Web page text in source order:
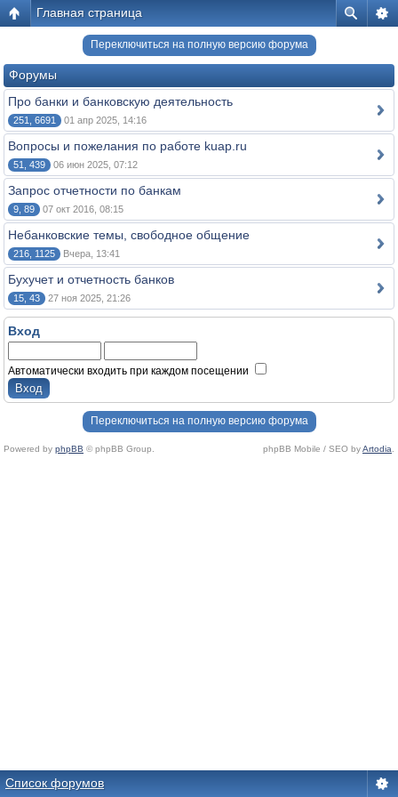
Главная страница
Переключиться на полную версию форума
Форумы
Про банки и банковскую деятельность
251, 6691 01 апр 2025, 14:16
Вопросы и пожелания по работе kuap.ru
51, 439 06 июн 2025, 07:12
Запрос отчетности по банкам
9, 89 07 окт 2016, 08:15
Небанковские темы, свободное общение
216, 1125 Вчера, 13:41
Бухучет и отчетность банков
15, 43 27 ноя 2025, 21:26
Вход
Автоматически входить при каждом посещении
Переключиться на полную версию форума
Powered by phpBB © phpBB Group. phpBB Mobile / SEO byArtodia
Список форумов